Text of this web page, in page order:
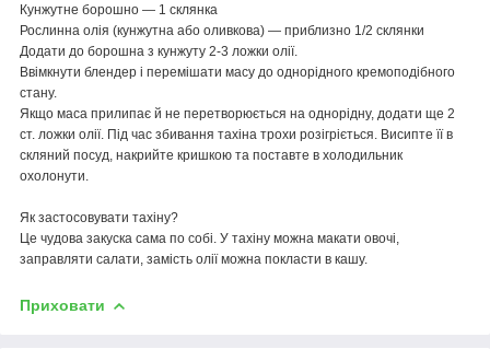
Кунжутне борошно — 1 склянка
Рослинна олія (кунжутна або оливкова) — приблизно 1/2 склянки
Додати до борошна з кунжуту 2-3 ложки олії.
Ввімкнути блендер і перемішати масу до однорідного кремоподібного
стану.
Якщо маса прилипає й не перетворюється на однорідну, додати ще 2
ст. ложки олії. Під час збивання тахіна трохи розігріється. Висипте її в
скляний посуд, накрийте кришкою та поставте в холодильник
охолонути.
Як застосовувати тахіну?
Це чудова закуска сама по собі. У тахіну можна макати овочі,
заправляти салати, замість олії можна покласти в кашу.
Приховати